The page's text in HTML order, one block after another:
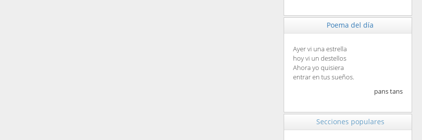
Poema del día
Ayer vi una estrella
hoy vi un destellos
Ahora yo quisiera
entrar en tus sueños.
pans tans
Secciones populares